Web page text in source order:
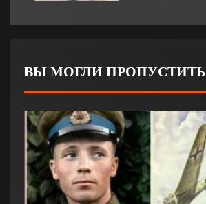
ВЫ МОГЛИ ПРОПУСТИТЬ